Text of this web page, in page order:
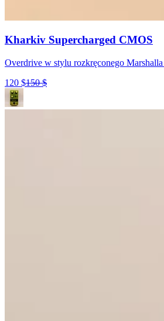
Kharkiv Supercharged CMOS
Overdrive w stylu rozkręconego
120 $150 $